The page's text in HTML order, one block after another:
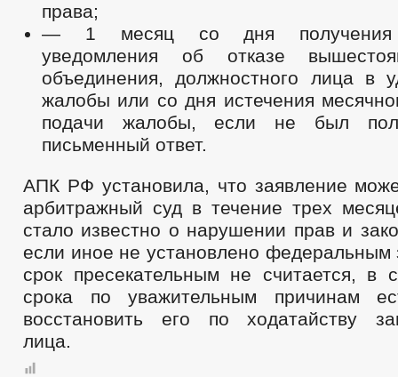
права;
— 1 месяц со дня получения
уведомления об отказе
объединения, должностного лица в
жалобы или со дня истечения
подачи жалобы, если не был
письменный ответ.
АПК РФ установила, что заявление
арбитражный суд в течение трех
стало известно о нарушении прав и
если иное не установлено
срок пресекательным не считается, в
срока по уважительным причинам
восстановить его по ходатайству
лица.